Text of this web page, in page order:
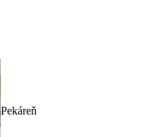
Pekáreň